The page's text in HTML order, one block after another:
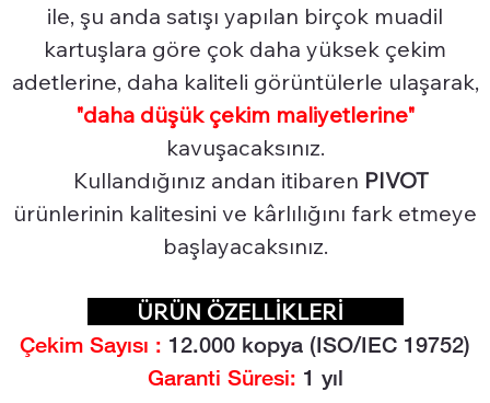
ile, şu anda satışı yapılan birçok muadil
kartuşlara göre çok daha yüksek çekim
adetlerine, daha kaliteli görüntülerle ulaşarak,
"daha düşük çekim maliyetlerine"
kavuşacaksınız.
Kullandığınız andan itibaren PIVOT
ürünlerinin kalitesini ve kârlılığını fark etmeye
başlayacaksınız.
ÜRÜN ÖZELLİKLERİ
Çekim Sayısı : 12.000 kopya (ISO/IEC 19752)
Garanti Süresi: 1 yıl